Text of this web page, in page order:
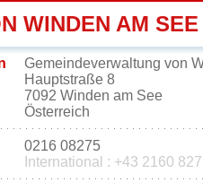
WINDEN AM SEE
Gemeindeverwaltung von
Hauptstraße 8
7092 Winden am See
Österreich
0216 08275
International : +43 2160